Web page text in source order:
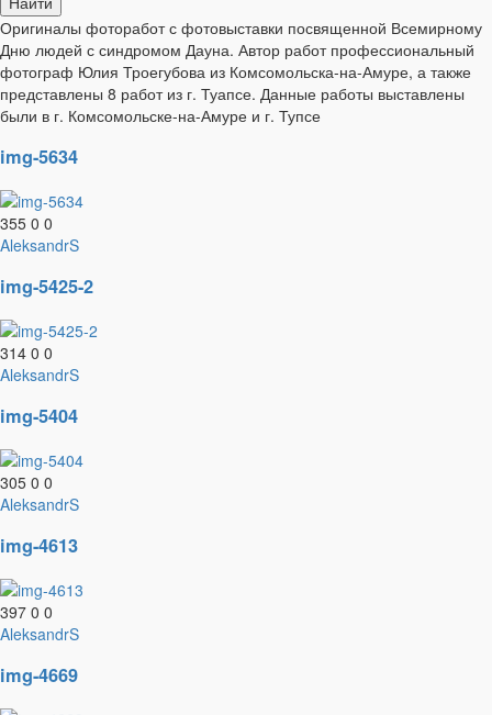
Оригиналы фоторабот с фотовыставки посвященной Всемирному
Дню людей с синдромом Дауна. Автор работ профессиональный
фотограф Юлия Троегубова из Комсомольска-на-Амуре, а также
представлены 8 работ из г. Туапсе. Данные работы выставлены
были в г. Комсомольске-на-Амуре и г. Тупсе
img-5634
355 0 0
AleksandrS
img-5425-2
314 0 0
AleksandrS
img-5404
305 0 0
AleksandrS
img-4613
397 0 0
AleksandrS
img-4669